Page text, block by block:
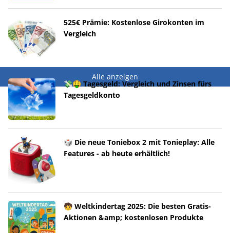
525€ Prämie: Kostenlose Girokonten im
Vergleich
Alle anzeigen
💸🤑 Tagesgeld: Vergleich und Zinsen fürs
Tagesgeldkonto
🎲 Die neue Toniebox 2 mit Tonieplay: Alle
Features - ab heute erhältlich!
🧒 Weltkindertag 2025: Die besten Gratis-
Aktionen &amp; kostenlosen Produkte